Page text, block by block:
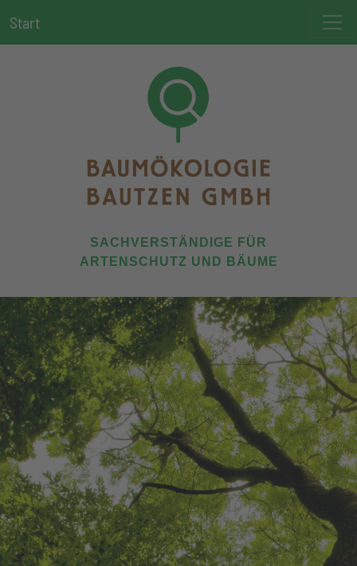
Start
SACHVERSTÄNDIGE FÜR
ARTENSCHUTZ UND BÄUME